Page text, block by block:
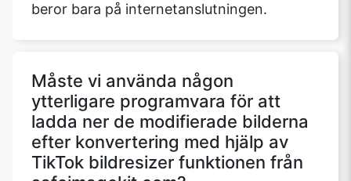
beror bara på internetanslutningen.
Måste vi använda någon
ytterligare programvara för att
ladda ner de modifierade bilderna
efter konvertering med hjälp av
TikTok bildresizer funktionen från